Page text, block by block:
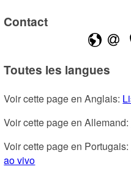
Contact
Toutes les langues
Voir cette page en Anglais:
Voir cette page en Allemand:
Voir cette page en Portugais:
ao vivo